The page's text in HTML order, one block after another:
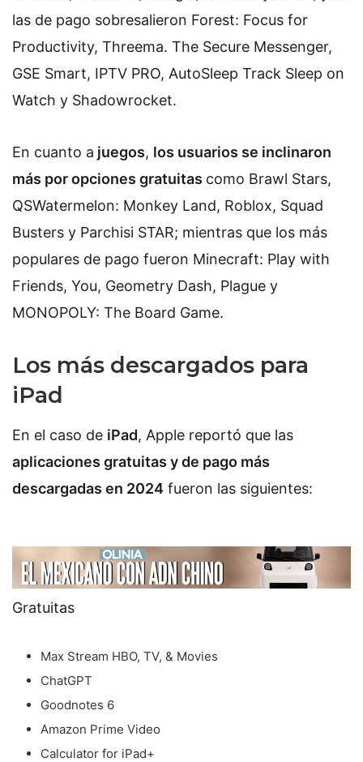
las de pago sobresalieron Forest: Focus for
Productivity, Threema. The Secure Messenger,
GSE Smart, IPTV PRO, AutoSleep Track Sleep on
Watch y Shadowrocket.
En cuanto a juegos, los usuarios se inclinaron
más por opciones gratuitas como Brawl Stars,
QSWatermelon: Monkey Land, Roblox, Squad
Busters y Parchisi STAR; mientras que los más
populares de pago fueron Minecraft: Play with
Friends, You, Geometry Dash, Plague y
MONOPOLY: The Board Game.
Los más descargados para
iPad
En el caso de iPad, Apple reportó que las
aplicaciones gratuitas y de pago más
descargadas en 2024 fueron las siguientes:
Gratuitas
Max Stream HBO, TV, & Movies
ChatGPT
Goodnotes 6
Amazon Prime Video
Calculator for iPad+